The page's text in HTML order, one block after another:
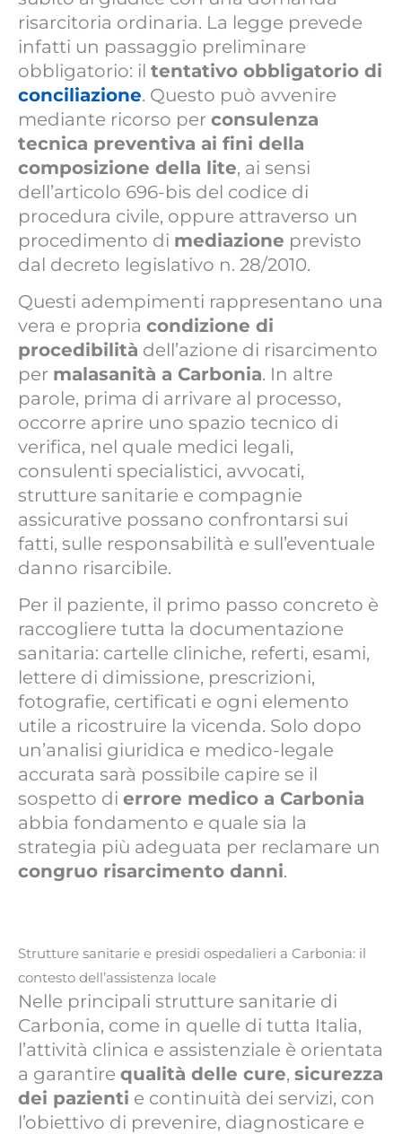
risarcitoria ordinaria. La legge prevede
infatti un passaggio preliminare
obbligatorio: il tentativo obbligatorio di
conciliazione. Questo può avvenire
mediante ricorso per consulenza
tecnica preventiva ai fini della
composizione della lite, ai sensi
dell’articolo 696-bis del codice di
procedura civile, oppure attraverso un
procedimento di mediazione previsto
dal decreto legislativo n. 28/2010.
Questi adempimenti rappresentano una
vera e propria condizione di
procedibilità dell’azione di risarcimento
per malasanità a Carbonia. In altre
parole, prima di arrivare al processo,
occorre aprire uno spazio tecnico di
verifica, nel quale medici legali,
consulenti specialistici, avvocati,
strutture sanitarie e compagnie
assicurative possano confrontarsi sui
fatti, sulle responsabilità e sull’eventuale
danno risarcibile.
Per il paziente, il primo passo concreto è
raccogliere tutta la documentazione
sanitaria: cartelle cliniche, referti, esami,
lettere di dimissione, prescrizioni,
fotografie, certificati e ogni elemento
utile a ricostruire la vicenda. Solo dopo
un’analisi giuridica e medico-legale
accurata sarà possibile capire se il
sospetto di errore medico a Carbonia
abbia fondamento e quale sia la
strategia più adeguata per reclamare un
congruo risarcimento danni.
Strutture sanitarie e presidi ospedalieri a Carbonia: il
contesto dell’assistenza locale
Nelle principali strutture sanitarie di
Carbonia, come in quelle di tutta Italia,
l’attività clinica e assistenziale è orientata
a garantire qualità delle cure, sicurezza
dei pazienti e continuità dei servizi, con
l’obiettivo di prevenire, diagnosticare e